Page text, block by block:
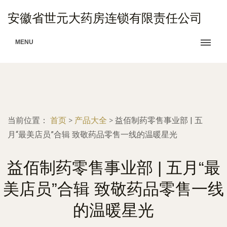
安徽省世元大药房连锁有限责任公司
MENU
当前位置： 首页 > 产品大全 > 益佰制药零售事业部 | 五
月“最美店员”合辑 致敬药品零售一线的温暖星光
益佰制药零售事业部 | 五月“最
美店员”合辑 致敬药品零售一线
的温暖星光